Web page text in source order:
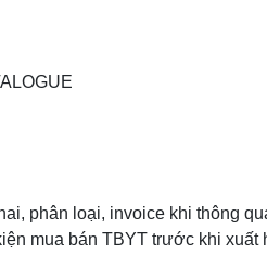
phân loại, invoice khi thông
mua bán TBYT trước khi xuất